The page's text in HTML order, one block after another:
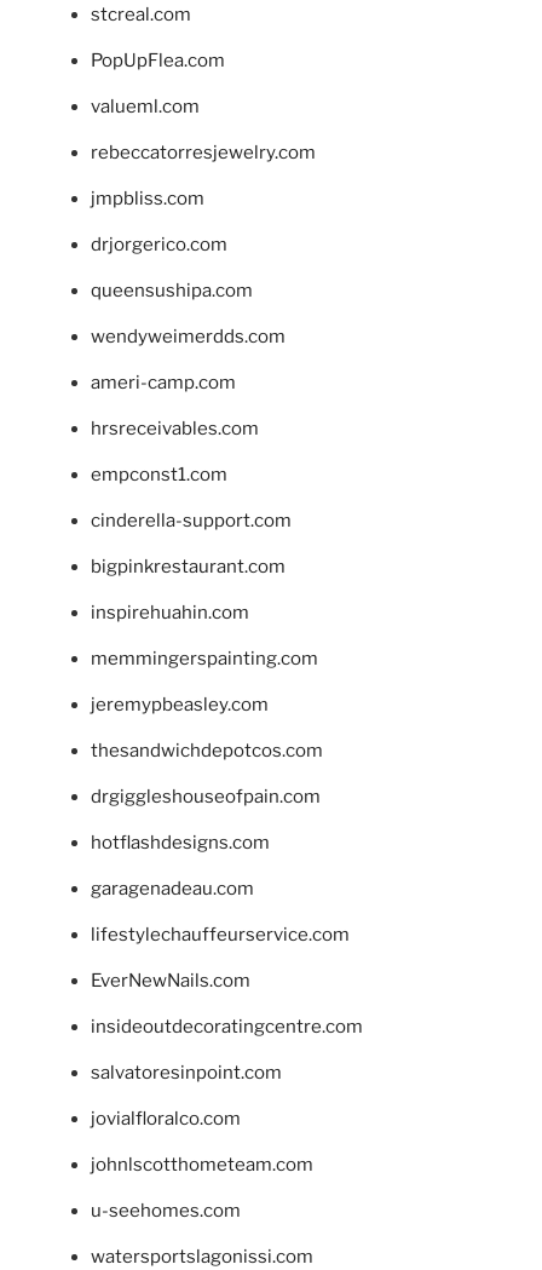
stcreal.com
PopUpFlea.com
valueml.com
rebeccatorresjewelry.com
jmpbliss.com
drjorgerico.com
queensushipa.com
wendyweimerdds.com
ameri-camp.com
hrsreceivables.com
empconst1.com
cinderella-support.com
bigpinkrestaurant.com
inspirehuahin.com
memmingerspainting.com
jeremypbeasley.com
thesandwichdepotcos.com
drgiggleshouseofpain.com
hotflashdesigns.com
garagenadeau.com
lifestylechauffeurservice.com
EverNewNails.com
insideoutdecoratingcentre.com
salvatoresinpoint.com
jovialfloralco.com
johnlscotthometeam.com
u-seehomes.com
watersportslagonissi.com